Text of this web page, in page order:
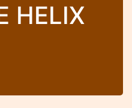
HELIX